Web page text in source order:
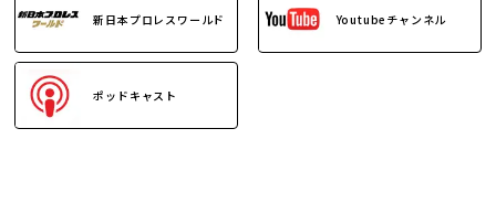
新日本プロレスワールド Youtubeチャンネル
ポッドキャスト